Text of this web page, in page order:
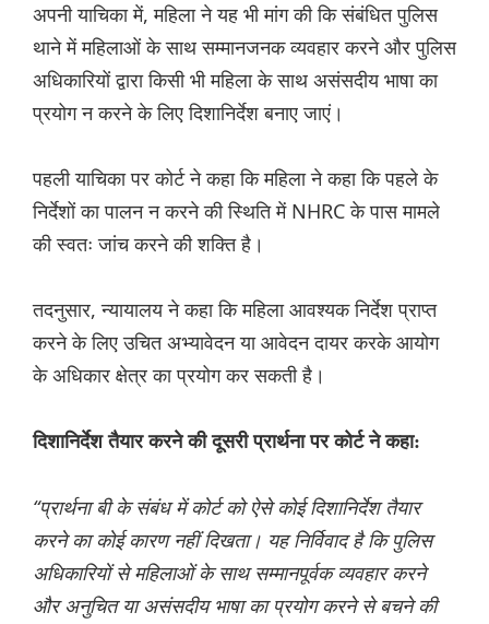
अपनी याचिका में, महिला ने यह भी मांग की कि संबंधित पुलिस
थाने में महिलाओं के साथ सम्मानजनक व्यवहार करने और पुलिस
अधिकारियों द्वारा किसी भी महिला के साथ असंसदीय भाषा का
प्रयोग न करने के लिए दिशानिर्देश बनाए जाएं।
पहली याचिका पर कोर्ट ने कहा कि महिला ने कहा कि पहले के
निर्देशों का पालन न करने की स्थिति में NHRC के पास मामले
की स्वतः जांच करने की शक्ति है।
तदनुसार, न्यायालय ने कहा कि महिला आवश्यक निर्देश प्राप्त
करने के लिए उचित अभ्यावेदन या आवेदन दायर करके आयोग
के अधिकार क्षेत्र का प्रयोग कर सकती है।
दिशानिर्देश तैयार करने की दूसरी प्रार्थना पर कोर्ट ने कहा:
“प्रार्थना बी के संबंध में कोर्ट को ऐसे कोई दिशानिर्देश तैयार
करने का कोई कारण नहीं दिखता। यह निर्विवाद है कि पुलिस
अधिकारियों से महिलाओं के साथ सम्मानपूर्वक व्यवहार करने
और अनुचित या असंसदीय भाषा का प्रयोग करने से बचने की